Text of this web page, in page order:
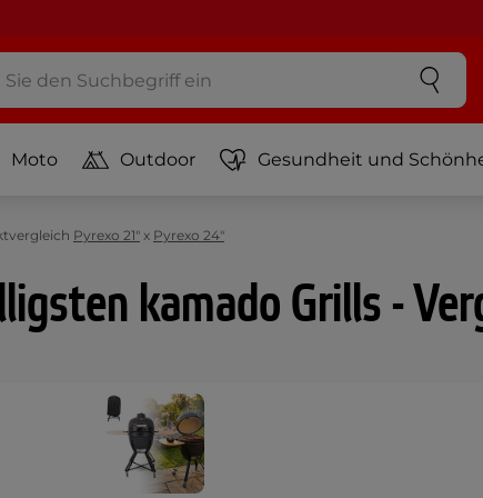
Moto Outdoor Gesundheit und
Pyrexo 21" x Pyrexo 24"
kamado Grills -